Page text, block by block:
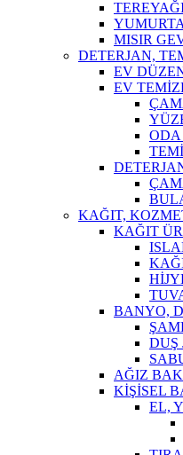
YUMURTA
MISIR
DETERJAN,
EV
EV
KAĞIT,
KAĞIT
BANYO,
DUŞ
AĞIZ
KİŞİSEL
EL,